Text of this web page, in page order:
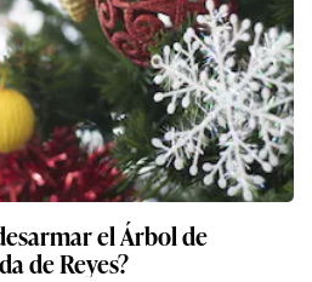
el Árbol de
de Reyes?